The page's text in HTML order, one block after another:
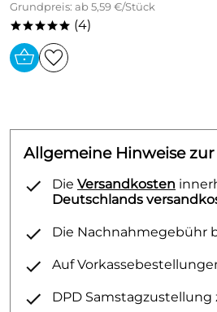
Grundpreis: ab 5,59 €/Stück
***** (4)
Allgemeine Hinweise
Die Versandkosten
Deutschlands
Die Nachnahmegebühr
Auf
DPD Samstagzustellung